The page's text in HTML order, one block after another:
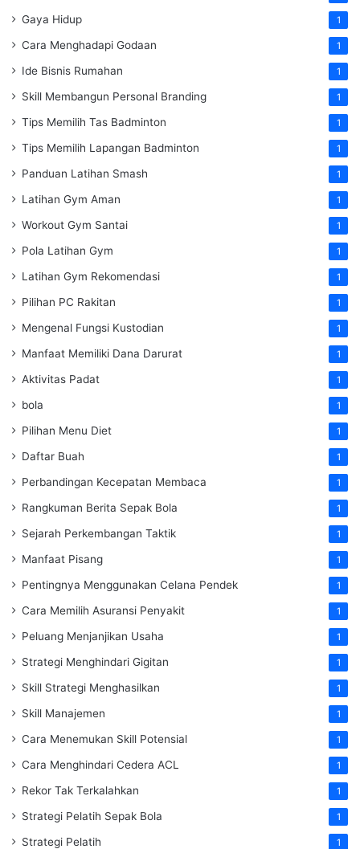
Gaya Hidup 1
Cara Menghadapi Godaan 1
Ide Bisnis Rumahan 1
Skill Membangun Personal Branding 1
Tips Memilih Tas Badminton 1
Tips Memilih Lapangan Badminton 1
Panduan Latihan Smash 1
Latihan Gym Aman 1
Workout Gym Santai 1
Pola Latihan Gym 1
Latihan Gym Rekomendasi 1
Pilihan PC Rakitan 1
Mengenal Fungsi Kustodian 1
Manfaat Memiliki Dana Darurat 1
Aktivitas Padat 1
bola 1
Pilihan Menu Diet 1
Daftar Buah 1
Perbandingan Kecepatan Membaca 1
Rangkuman Berita Sepak Bola 1
Sejarah Perkembangan Taktik 1
Manfaat Pisang 1
Pentingnya Menggunakan Celana Pendek 1
Cara Memilih Asuransi Penyakit 1
Peluang Menjanjikan Usaha 1
Strategi Menghindari Gigitan 1
Skill Strategi Menghasilkan 1
Skill Manajemen 1
Cara Menemukan Skill Potensial 1
Cara Menghindari Cedera ACL 1
Rekor Tak Terkalahkan 1
Strategi Pelatih Sepak Bola 1
Strategi Pelatih 1